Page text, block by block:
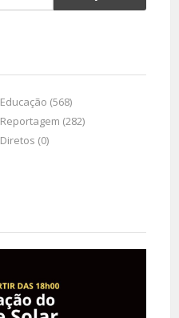
Educação (568)
Reportagem (282)
Diretos (0)